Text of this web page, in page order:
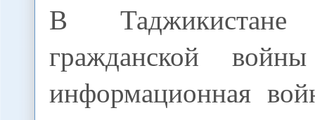
В
гражданской
информационная